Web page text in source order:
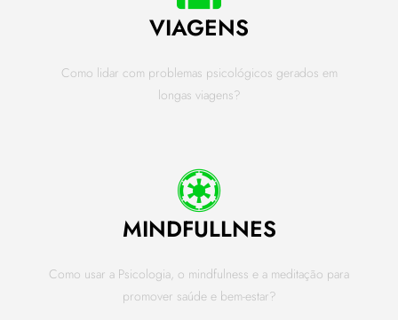
VIAGENS
Como lidar com problemas psicológicos gerados em
longas viagens?
MINDFULLNES
Como usar a Psicologia, o mindfulness e a meditação para
promover saúde e bem-estar?